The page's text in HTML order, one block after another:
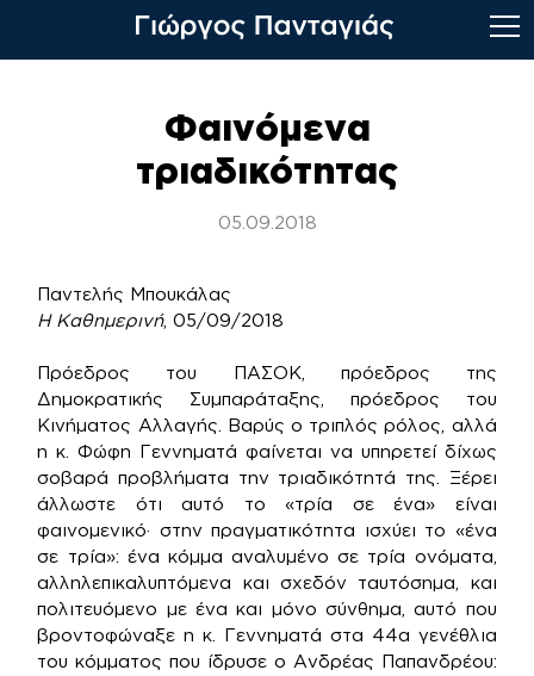
Φαινόμενα
τριαδικότητας
05.09.2018
Παντελής Μπουκάλας
Η Καθημερινή, 05/09/2018
Πρόεδρος του ΠΑΣΟΚ, πρόεδρος της
Δημοκρατικής Συμπαράταξης, πρόεδρος του
Κινήματος Αλλαγής. Βαρύς ο τριπλός ρόλος, αλλά
η κ. Φώφη Γεννηματά φαίνεται να υπηρετεί δίχως
σοβαρά προβλήματα την τριαδικότητά της. Ξέρει
άλλωστε ότι αυτό το «τρία σε ένα» είναι
φαινομενικό· στην πραγματικότητα ισχύει το «ένα
σε τρία»: ένα κόμμα αναλυμένο σε τρία ονόματα,
αλληλεπικαλυπτόμενα και σχεδόν ταυτόσημα, και
πολιτευόμενο με ένα και μόνο σύνθημα, αυτό που
βροντοφώναξε η κ. Γεννηματά στα 44α γενέθλια
του κόμματος που ίδρυσε ο Ανδρέας Παπανδρέου: